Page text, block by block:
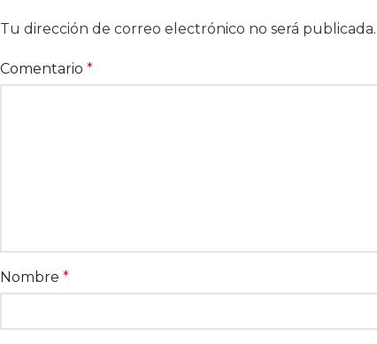
Tu dirección de correo electrónico no será publicada.
Comentario *
Nombre *
Alternative: